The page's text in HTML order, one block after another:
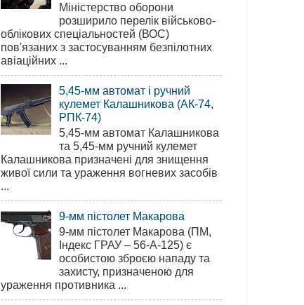
Міністерство оборони
розширило перелік військово-
облікових спеціальностей (ВОС)
пов'язаних з застосуванням безпілотних
авіаційних ...
5,45-мм автомат і ручний
кулемет Калашникова (АК-74,
РПК-74)
5,45-мм автомат Калашникова
та 5,45-мм ручний кулемет
Калашникова призначені для знищення
живої сили та ураження вогневих засобів
...
9-мм пістолет Макарова
9-мм пістолет Макарова (ПМ,
Індекс ГРАУ – 56-А-125) є
особистою зброєю нападу та
захисту, призначеною для
ураження противника ...